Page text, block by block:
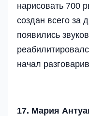
нарисовать 700
создан всего за
появились
начал
17. Мария